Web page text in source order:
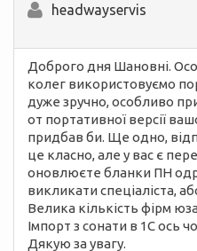
headwayservis
Доброго дня Шановні.
колег використовуємо
дуже зручно, особливо
от портативної версії
придбав би. Ще одно,
це класно, але у вас є
оновлюєте бланки ПН
викликати спеціаліста,
Велика кількість фірм
Імпорт з сонати в 1С ось
Дякую за увагу.